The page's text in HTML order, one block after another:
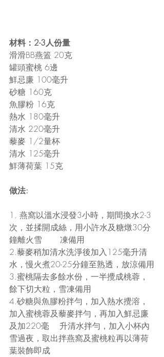
材料：2-3人份量
滑滑BB燕篕 20克
罐頭蜜桃 6邊
鮮忌廉 100毫升
砂糖 160克
魚膠粉 16克
熱水 180毫升
清水 220毫升
藜麥 1/2量杯
清水 125毫升
鮮薄荷葉 15克
做法:
1. 燕窩以溫水浸發3小時，期間換水2-3
次，並揉開成絲，用小許水及糖燉30分
鐘離火雪       凍備用
2.藜麥稍加清水洗淨後加入125毫升清
水，慢火煮20-25分鐘至熟透，放涼備用
3.蜜桃隔去多餘水份，一半攪成桃蓉，
餘下切大粒，雪凍備用
4.砂糖與魚膠粉拌勻，加入熱水攪溶，
加入蜜桃蓉及藜麥拌勻，再加入鮮忌廉
及加220毫    升清水拌勻，加入小杯內
雪過夜，取出拌燕窩及蜜桃粒再以薄荷
葉裝飾即成